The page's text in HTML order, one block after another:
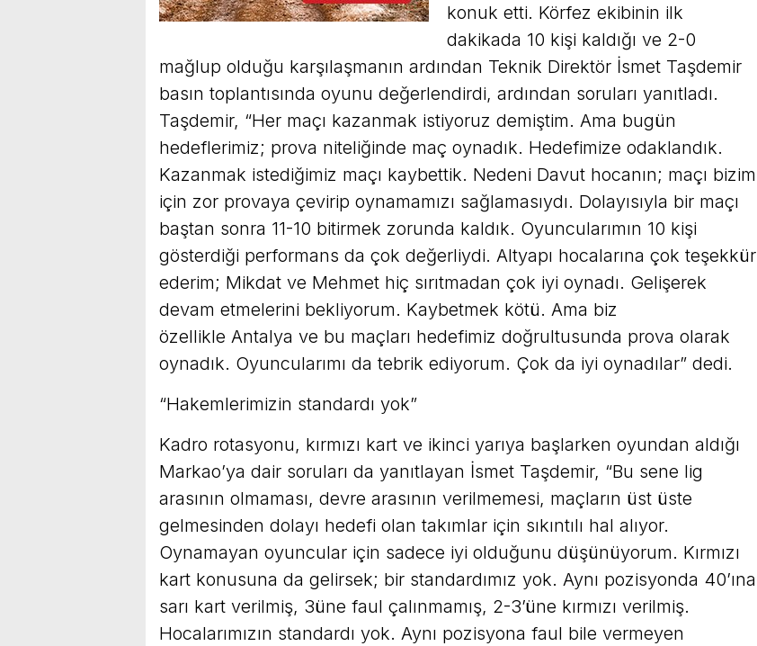
konuk etti. Körfez ekibinin ilk
dakikada 10 kişi kaldığı ve 2-0
mağlup olduğu karşılaşmanın ardından Teknik Direktör İsmet Taşdemir
basın toplantısında oyunu değerlendirdi, ardından soruları yanıtladı.
Taşdemir, “Her maçı kazanmak istiyoruz demiştim. Ama bugün
hedeflerimiz; prova niteliğinde maç oynadık. Hedefimize odaklandık.
Kazanmak istediğimiz maçı kaybettik. Nedeni Davut hocanın; maçı bizim
için zor provaya çevirip oynamamızı sağlamasıydı. Dolayısıyla bir maçı
baştan sonra 11-10 bitirmek zorunda kaldık. Oyuncularımın 10 kişi
gösterdiği performans da çok değerliydi. Altyapı hocalarına çok teşekkür
ederim; Mikdat ve Mehmet hiç sırıtmadan çok iyi oynadı. Gelişerek
devam etmelerini bekliyorum. Kaybetmek kötü. Ama biz
özellikle Antalya ve bu maçları hedefimiz doğrultusunda prova olarak
oynadık. Oyuncularımı da tebrik ediyorum. Çok da iyi oynadılar” dedi.
“Hakemlerimizin standardı yok”
Kadro rotasyonu, kırmızı kart ve ikinci yarıya başlarken oyundan aldığı
Markao’ya dair soruları da yanıtlayan İsmet Taşdemir, “Bu sene lig
arasının olmaması, devre arasının verilmemesi, maçların üst üste
gelmesinden dolayı hedefi olan takımlar için sıkıntılı hal alıyor.
Oynamayan oyuncular için sadece iyi olduğunu düşünüyorum. Kırmızı
kart konusuna da gelirsek; bir standardımız yok. Aynı pozisyonda 40’ına
sarı kart verilmiş, 3üne faul çalınmamış, 2-3’üne kırmızı verilmiş.
Hocalarımızın standardı yok. Aynı pozisyona faul bile vermeyen